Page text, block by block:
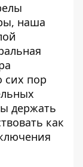
наша
сих пор
держать
как